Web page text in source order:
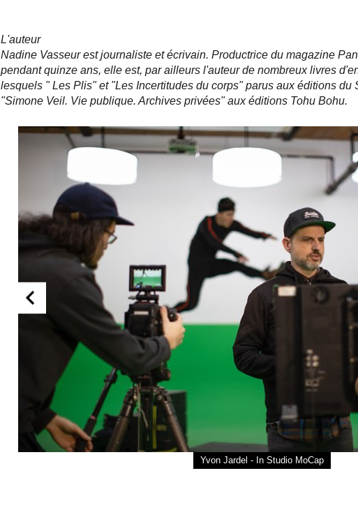
L'auteur
Nadine Vasseur est journaliste et écrivain. Productrice du magazine
pendant quinze ans, elle est, par ailleurs l'auteur de nombreux livres
lesquels " Les Plis" et "Les Incertitudes du corps" parus aux éditions du
"Simone Veil. Vie publique. Archives privées" aux éditions Tohu Bohu.
Yvon Jardel - In Studio MoCap